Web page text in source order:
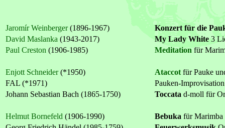
Jaromír Weinberger(1896-1967)
Konzert für die
David Maslanka (1943-2017) My Lady White 3
Paul Creston (1906-1985) Meditation für
Enjott Schneider(*1950) Ataccotfür Pauke
FAL (*1971)
Pauken-Improvisation
Johann Sebastian Bach (1865-1750)
Toccata d-moll für
Helmut Bornefeld (1906-1990) Bebuka für